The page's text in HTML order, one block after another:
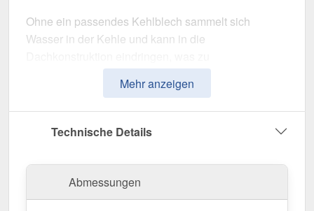
Ohne ein passendes Kehlblech sammelt sich
Wasser in der Kehle und kann in die
schwerwiegenden Schäden führt. Dieses Kehlblech
wurde speziell entwickelt, umWasser zuverlässig
abzuleitenund das Dach langfristig zu schützen. Er
überzeugt durch einfache Montage, hohe
Beschichtung.
Hergestellt ausStahlmit einer
Mehr anzeigen
Technische Details
Abmessungen